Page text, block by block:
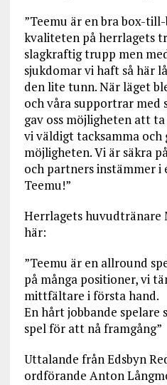
”Teemu är en bra box-
kvaliteten på herrlagets
slagkraftig trupp men
sjukdomar vi haft så här
den lite tunn. När läget
och våra supportrar med
gav oss möjligheten att
vi väldigt tacksamma
möjligheten. Vi är säkra
och partners instämmer
Teemu!”
Herrlagets huvudtränare
här:
”Teemu är en allround
på många positioner, vi
mittfältare i första hand.
En hårt jobbande
spel för att nå framgång”
Uttalande från Edsbyn
ordförande Anton